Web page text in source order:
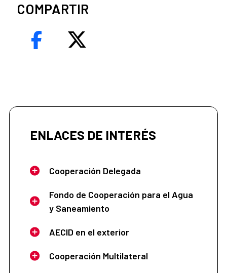
COMPARTIR
ENLACES DE INTERÉS
Cooperación Delegada
Fondo de Cooperación para el Agua
y Saneamiento
AECID en el exterior
Cooperación Multilateral